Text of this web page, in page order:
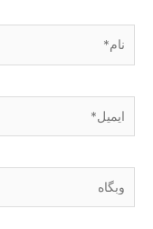
نام*
ایمیل*
وبگاه